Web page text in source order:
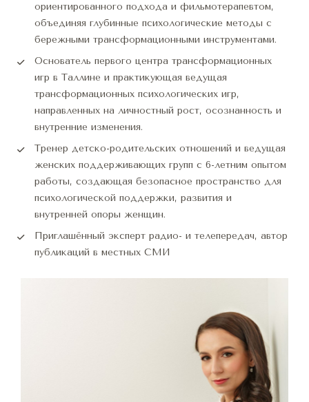
ориентированного подхода и фильмотерапевтом,
объединяя глубинные психологические методы с
бережными трансформационными инструментами.
Основатель первого центра трансформационных
игр в Таллине и практикующая ведущая
трансформационных психологических игр,
направленных на личностный рост, осознанность и
внутренние изменения.
Тренер детско-родительских отношений и ведущая
женских поддерживающих групп с 6-летним опытом
работы, создающая безопасное пространство для
психологической поддержки, развития и
внутренней опоры женщин.
Приглашённый эксперт радио- и телепередач, автор
публикаций в местных СМИ